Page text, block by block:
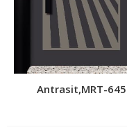
Antrasit,MRT-645